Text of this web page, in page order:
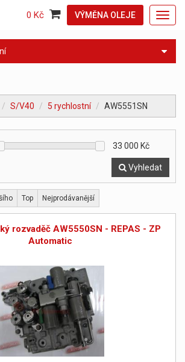
VÝMĚNA OLEJE
0 Kč
S/V40 5 rychlostní AW5551SN
33 000 Kč
Vyhledat
Top Nejprodávanější
rozvaděč AW5550SN - REPAS - ZP
Automatic